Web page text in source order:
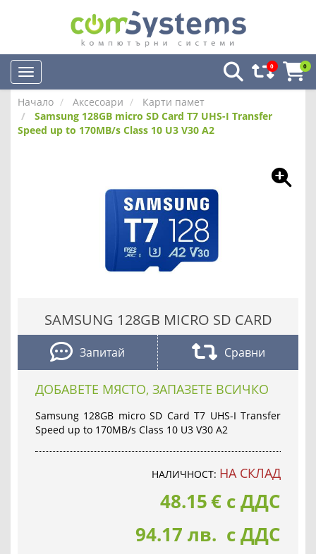
0 0
Начало Аксесоари
Карти памет
Samsung 128GB micro SD Card T7 UHS-I Transfer
Speed up to 170MB/s Class 10 U3 V30 A2
SAMSUNG 128GB MICRO SD CARD
Запитай Сравни
ДОБАВЕТЕ МЯСТО, ЗАПАЗЕТЕ ВСИЧКО
Samsung 128GB micro SD Card T7 UHS-I Transfer
Speed up to 170MB/s Class 10 U3 V30 A2
НАЛИЧНОСТ: НА СКЛАД
48.15€ с ДДС
94.17 лв. с ДДС